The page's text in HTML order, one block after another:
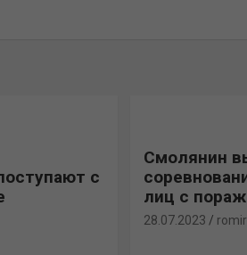
с
Смолянин
лиц с
28.07.2023